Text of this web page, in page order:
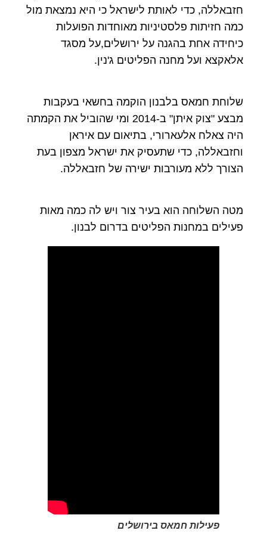
חזבאללה, כדי לאותת לישראל כי היא נמצאת מול
כמה חזיתות פלסטיניות מאוחדות הפועלות
כיחידה אחת בהגנה על ירושלים,על מסגד
אלאקצא ועל מחנה הפליטים ג'נין.
שלוחת חמאס בלבנון הוקמה בחשאי בעקבות
מבצע "צוק איתן" ב-2014 ומי שהוביל את הקמתה
היה צאלח אלעארורי, בתיאום עם איראן
וחזבאללה, כדי שתעסיק את ישראל מצפון בעת
הצורך ללא מעורבות ישירה של חזבאללה.
מטה השלוחה הוא בעיר צור ויש לה כמה מאות
פעילים במחנות הפליטים בדרום לבנון.
פעילות חמאס בירושלים